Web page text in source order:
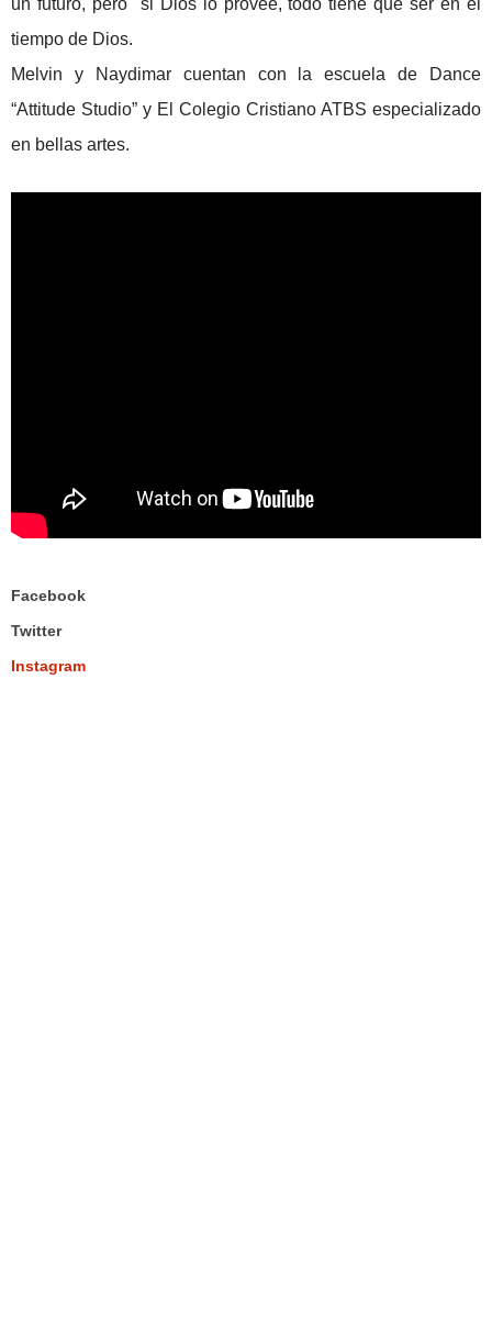
un futuro, pero "si Dios lo provee, todo tiene que ser en el
tiempo de Dios.
Melvin y Naydimar cuentan con la escuela de Dance
“Attitude Studio” y El Colegio Cristiano ATBS especializado
en bellas artes.
Facebook
Twitter
Instagram